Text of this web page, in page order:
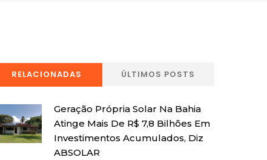
RELACIONADAS ÚLTIMOS POSTS
Geração Própria Solar Na Bahia
Atinge Mais De R$ 7,8 Bilhões Em
Investimentos Acumulados, Diz
ABSOLAR